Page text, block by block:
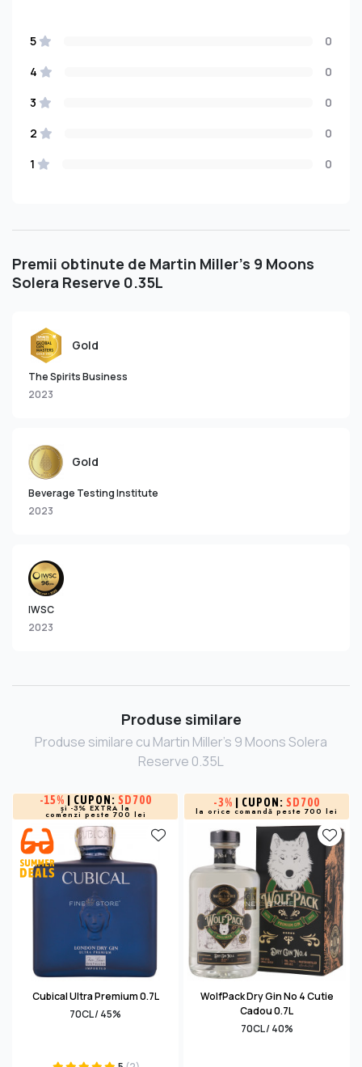
5
0
4
0
3
0
2
0
1
0
Premii obtinute de Martin Miller's 9 Moons
Solera Reserve 0.35L
Gold
The Spirits Business
2023
Gold
Beverage Testing Institute
2023
IWSC
2023
Produse similare
Produse similare cu Martin Miller's 9 Moons Solera
Reserve 0.35L
-15% | CUPON: SD700
și -3% EXTRA la
comenzi peste 700 lei
Cubical Ultra Premium 0.7L
70CL / 45%
-3% | CUPON: SD700
la orice comandă peste 700 lei
WolfPack Dry Gin No 4 Cutie
Cadou 0.7L
70CL / 40%